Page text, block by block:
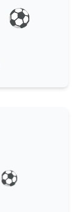
⚽
⚽